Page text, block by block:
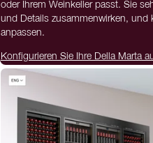
oder Ihrem Weinkeller passt. Sie
und Details zusammenwirken, und
anpassen.
Konfigurieren Sie Ihre Della Marta